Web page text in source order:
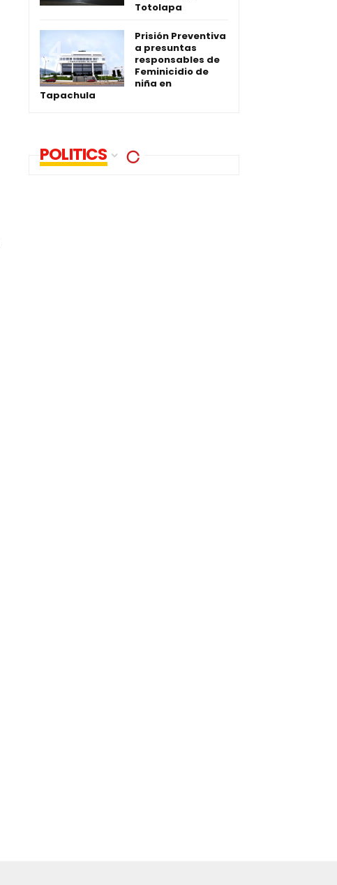
Totolapa
Prisión Preventiva
a presuntas
responsables de
Feminicidio de
niña en
Tapachula
POLITICS